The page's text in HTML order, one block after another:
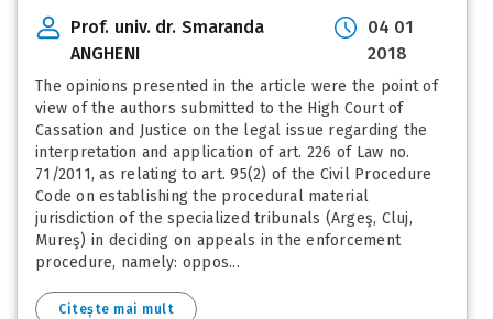
Prof. univ. dr. Smaranda
ANGHENI
04 01
2018
The opinions presented in the article were the point of
view of the authors submitted to the High Court of
Cassation and Justice on the legal issue regarding the
interpretation and application of art. 226 of Law no.
71/2011, as relating to art. 95(2) of the Civil Procedure
Code on establishing the procedural material
jurisdiction of the specialized tribunals (Argeş, Cluj,
Mureş) in deciding on appeals in the enforcement
procedure, namely: oppos...
Citește mai mult